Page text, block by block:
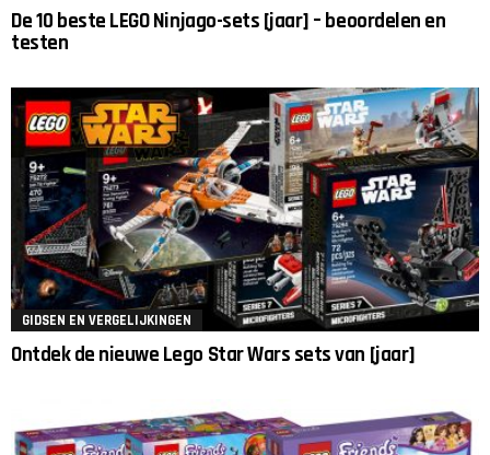
De 10 beste LEGO Ninjago-sets [jaar] – beoordelen en
testen
GIDSEN EN VERGELIJKINGEN
Ontdek de nieuwe Lego Star Wars sets van [jaar]